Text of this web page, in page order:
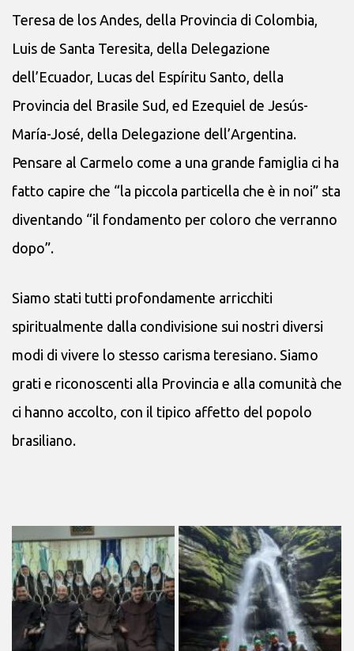
Teresa de los Andes, della Provincia di Colombia,
Luis de Santa Teresita, della Delegazione
dell’Ecuador, Lucas del Espíritu Santo, della
Provincia del Brasile Sud, ed Ezequiel de Jesús-
María-José, della Delegazione dell’Argentina.
Pensare al Carmelo come a una grande famiglia ci ha
fatto capire che “la piccola particella che è in noi” sta
diventando “il fondamento per coloro che verranno
dopo”.
Siamo stati tutti profondamente arricchiti
spiritualmente dalla condivisione sui nostri diversi
modi di vivere lo stesso carisma teresiano. Siamo
grati e riconoscenti alla Provincia e alla comunità che
ci hanno accolto, con il tipico affetto del popolo
brasiliano.